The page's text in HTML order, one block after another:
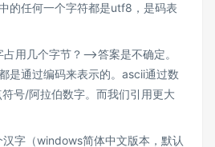
的任何一个字符都是utf8，是码表
用几个字节？——>答案是不确定。
是通过编码来表示的。ascii通过数
号/阿拉伯数字。而我们引用更大
字（windows简体中文版本，默认